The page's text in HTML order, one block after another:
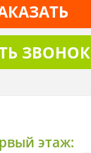
ЗВОНОК
этаж: